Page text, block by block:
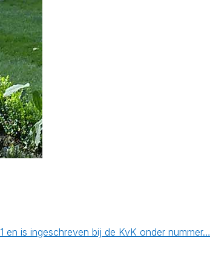
en is ingeschreven bij de KvK onder nummer…